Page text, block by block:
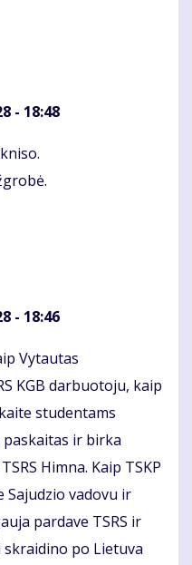
- 18:48
- 18:46
Vytautas
KGB darbuotoju, kaip
studentams
ir birka
Himna. Kaip TSKP
Sajudzio vadovu ir
pardave TSRS ir
skraidino po Lietuva